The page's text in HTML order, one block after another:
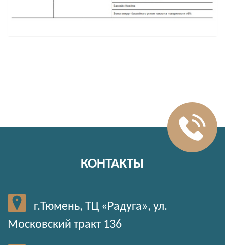
КОНТАКТЫ
г.Тюмень, ТЦ «Радуга», ул.
Московский тракт 136